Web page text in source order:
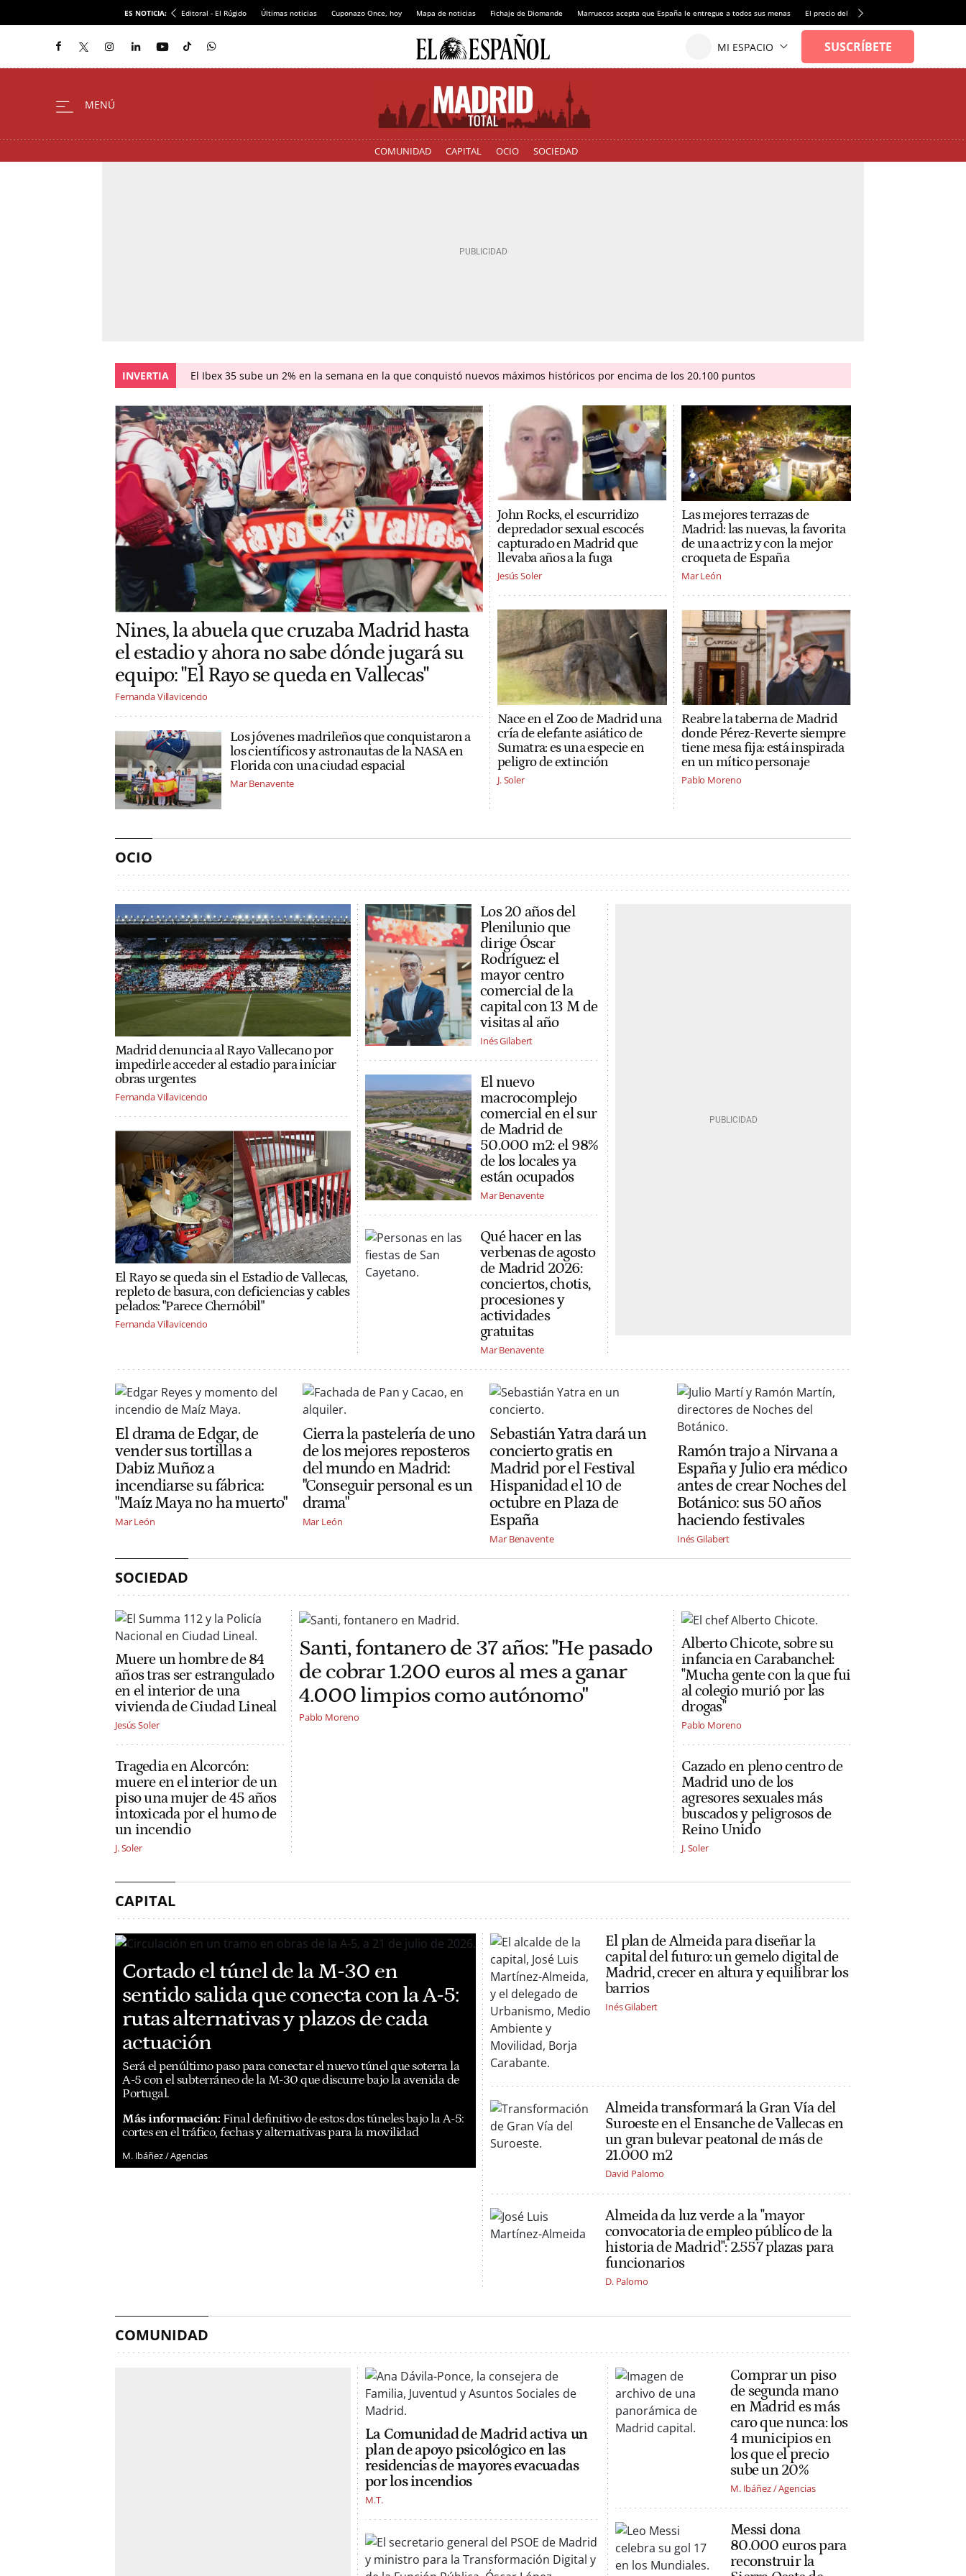
ES NOTICIA: Editoral - El Rúgido Últimas noticias Cuponazo Once, hoy Mapa de noticias Fichaje de Diomande Marruecos acepta que España le entregue a todos sus menas El precio del alquiler de vivienda baja por
COMUNIDAD CAPITAL OCIO SOCIEDAD
INVERTIA El Ibex 35 sube un 2% en la semana en la que conquistó nuevos máximos históricos por encima de los 20.100 puntos
Nines, la abuela que cruzaba Madrid hasta
el estadio y ahora no sabe dónde jugará su
equipo: "El Rayo se queda en Vallecas"
Fernanda Villavicencio
Los jóvenes madrileños que conquistaron a
los científicos y astronautas de la NASA en
Florida con una ciudad espacial
Mar Benavente
John Rocks, el escurridizo
depredador sexual escocés
capturado en Madrid que
llevaba años a la fuga
Jesús Soler
Nace en el Zoo de Madrid una
cría de elefante asiático de
Sumatra: es una especie en
peligro de extinción
J. Soler
Las mejores terrazas de
Madrid: las nuevas, la favorita
de una actriz y con la mejor
croqueta de España
Mar León
Reabre la taberna de Madrid
donde Pérez-Reverte siempre
tiene mesa fija: está inspirada
en un mítico personaje
Pablo Moreno
OCIO
Madrid denuncia al Rayo Vallecano por
impedirle acceder al estadio para iniciar
obras urgentes
Fernanda Villavicencio
El Rayo se queda sin el Estadio de Vallecas,
repleto de basura, con deficiencias y cables
pelados: "Parece Chernóbil"
Fernanda Villavicencio
Los 20 años del
Plenilunio que
dirige Óscar
Rodríguez: el
mayor centro
comercial de la
capital con 13 M de
visitas al año
Inés Gilabert
El nuevo
macrocomplejo
comercial en el sur
de Madrid de
50.000 m2: el 98%
de los locales ya
están ocupados
Mar Benavente
Qué hacer en las
verbenas de agosto
de Madrid 2026:
conciertos, chotis,
procesiones y
actividades
gratuitas
Mar Benavente
El drama de Edgar, de
vender sus tortillas a
Dabiz Muñoz a
incendiarse su fábrica:
"Maíz Maya no ha muerto"
Mar León
Cierra la pastelería de uno
de los mejores reposteros
del mundo en Madrid:
"Conseguir personal es un
drama"
Mar León
Sebastián Yatra dará un
concierto gratis en
Madrid por el Festival
Hispanidad el 10 de
octubre en Plaza de
España
Mar Benavente
Ramón trajo a Nirvana a
España y Julio era médico
antes de crear Noches del
Botánico: sus 50 años
haciendo festivales
Inés Gilabert
SOCIEDAD
Muere un hombre de 84
años tras ser estrangulado
en el interior de una
vivienda de Ciudad Lineal
Jesús Soler
Tragedia en Alcorcón:
muere en el interior de un
piso una mujer de 45 años
intoxicada por el humo de
un incendio
J. Soler
Santi, fontanero de 37 años: "He pasado
de cobrar 1.200 euros al mes a ganar
4.000 limpios como autónomo"
Pablo Moreno
Alberto Chicote, sobre su
infancia en Carabanchel:
"Mucha gente con la que fui
al colegio murió por las
drogas"
Pablo Moreno
Cazado en pleno centro de
Madrid uno de los
agresores sexuales más
buscados y peligrosos de
Reino Unido
J. Soler
CAPITAL
Cortado el túnel de la M-30 en
sentido salida que conecta con la A-5:
rutas alternativas y plazos de cada
actuación
Será el penúltimo paso para conectar el nuevo túnel que soterra la
A-5 con el subterráneo de la M-30 que discurre bajo la avenida de
Portugal.
Más información: Final definitivo de estos dos túneles bajo la A-5:
cortes en el tráfico, fechas y alternativas para la movilidad
M. Ibáñez / Agencias
El plan de Almeida para diseñar la
capital del futuro: un gemelo digital de
Madrid, crecer en altura y equilibrar los
barrios
Inés Gilabert
Almeida transformará la Gran Vía del
Suroeste en el Ensanche de Vallecas en
un gran bulevar peatonal de más de
21.000 m2
David Palomo
Almeida da luz verde a la "mayor
convocatoria de empleo público de la
historia de Madrid": 2.557 plazas para
funcionarios
D. Palomo
COMUNIDAD
La Comunidad de Madrid activa un
plan de apoyo psicológico en las
residencias de mayores evacuadas
por los incendios
M.T.
Comprar un piso
de segunda mano
en Madrid es más
caro que nunca: los
4 municipios en
los que el precio
sube un 20%
M. Ibáñez / Agencias
Messi dona
80.000 euros para
reconstruir la